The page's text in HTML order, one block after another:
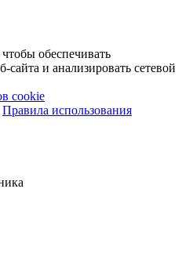
обеспечивать
и анализировать сетевой
cookie
Правила использования